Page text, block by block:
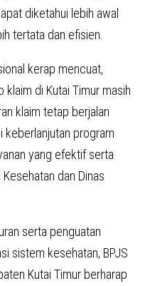
diketahui lebih awal
tertata dan efisien.
kerap mencuat,
di Kutai Timur masih
klaim tetap berjalan
keberlanjutan program
yang efektif serta
dan Dinas
serta penguatan
sistem kesehatan, BPJS
Kutai Timur berharap